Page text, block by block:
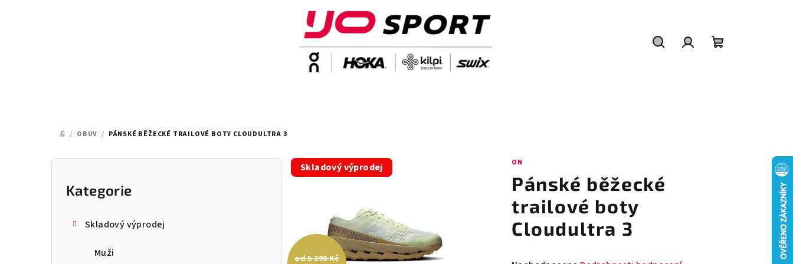
DOMŮ
/ OBUV / PÁNSKÉ BĚŽECKÉ TRAILOVÉ BOTY CLOUDULTRA 3
P
Přeskočit
kategorie
Kategorie
Skladový výprodej
Muži
ON
Pánské běžecké
trailové boty
Cloudultra 3
Skladový výprodej
od 5 290 Kč